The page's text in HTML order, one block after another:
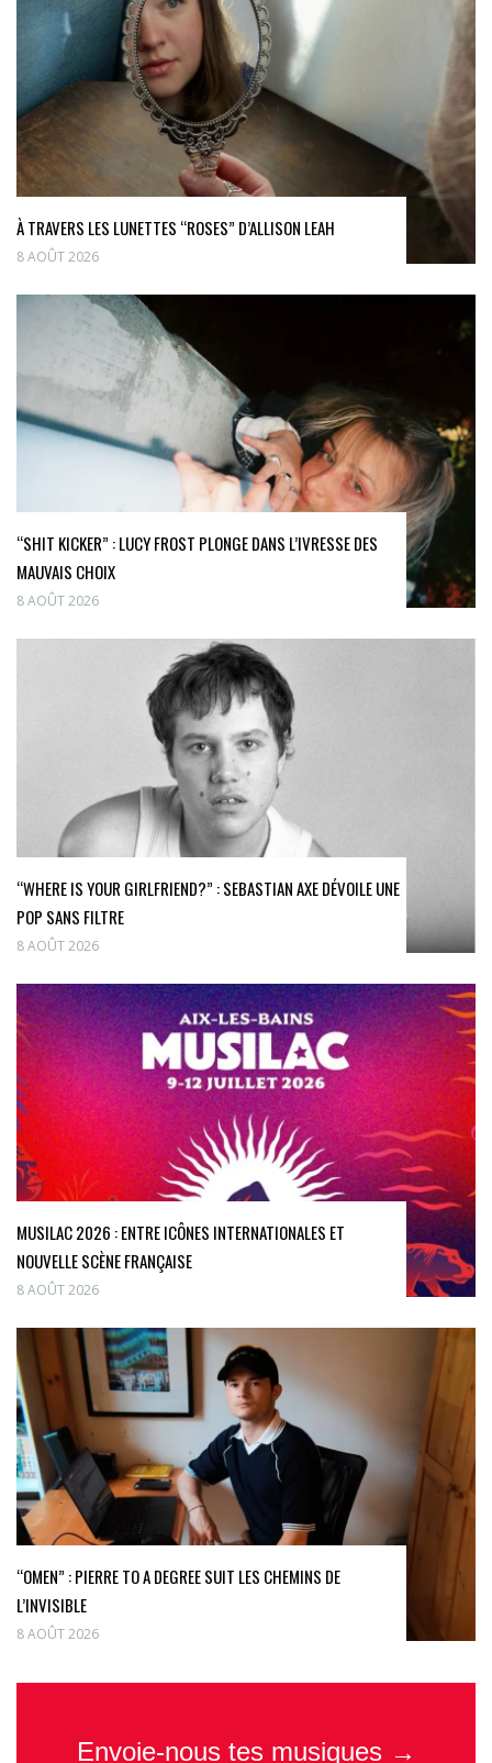
À TRAVERS LES LUNETTES “ROSES” D’ALLISON LEAH
8 AOÛT 2026
“SHIT KICKER” : LUCY FROST PLONGE DANS L’IVRESSE DES
MAUVAIS CHOIX
8 AOÛT 2026
“WHERE IS YOUR GIRLFRIEND?” : SEBASTIAN AXE DÉVOILE UNE
POP SANS FILTRE
8 AOÛT 2026
MUSILAC 2026 : ENTRE ICÔNES INTERNATIONALES ET
NOUVELLE SCÈNE FRANÇAISE
8 AOÛT 2026
“OMEN” : PIERRE TO A DEGREE SUIT LES CHEMINS DE
L’INVISIBLE
8 AOÛT 2026